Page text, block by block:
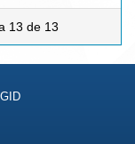
13 de 13